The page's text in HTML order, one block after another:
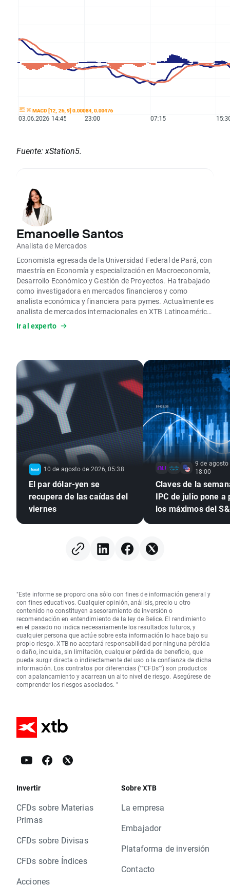
Fuente: xStation5.
Emanoelle Santos
Analista de Mercados
Economista egresada de la Universidad Federal de Pará, con
maestría en Economía y especialización en Macroeconomía,
Desarrollo Económico y Gestión de Proyectos. Ha trabajado
como investigadora en mercados financieros y como
analista económica y financiera para pymes. Actualmente es
analista de mercados internacionales en XTB Latinoamérica,
donde realiza análisis técnicos y fundamentales de los
principales activos financieros.
Ir al experto
10 de agosto de 2026, 05:38
El par dólar-yen se
recupera de las caídas del
viernes
9 de agosto
18:00
Claves de la
IPC de julio pone a
los máximos del
"Este informe se proporciona sólo con fines de información general y
con fines educativos. Cualquier opinión, análisis, precio u otro
contenido no constituyen asesoramiento de inversión o
recomendación en entendimiento de la ley de Belice. El rendimiento
en el pasado no indica necesariamente los resultados futuros, y
cualquier persona que actúe sobre esta información lo hace bajo su
propio riesgo. XTB no aceptará responsabilidad por ninguna pérdida
o daño, incluida, sin limitación, cualquier pérdida de beneficio, que
pueda surgir directa o indirectamente del uso o la confianza de dicha
información. Los contratos por diferencias (""CFDs"") son productos
con apalancamiento y acarrean un alto nivel de riesgo. Asegúrese de
comprender los riesgos asociados. "
Invertir
CFDs sobre Materias
Primas
CFDs sobre Divisas
CFDs sobre Índices
Acciones
Sobre XTB
La empresa
Embajador
Plataforma de inversión
Contacto